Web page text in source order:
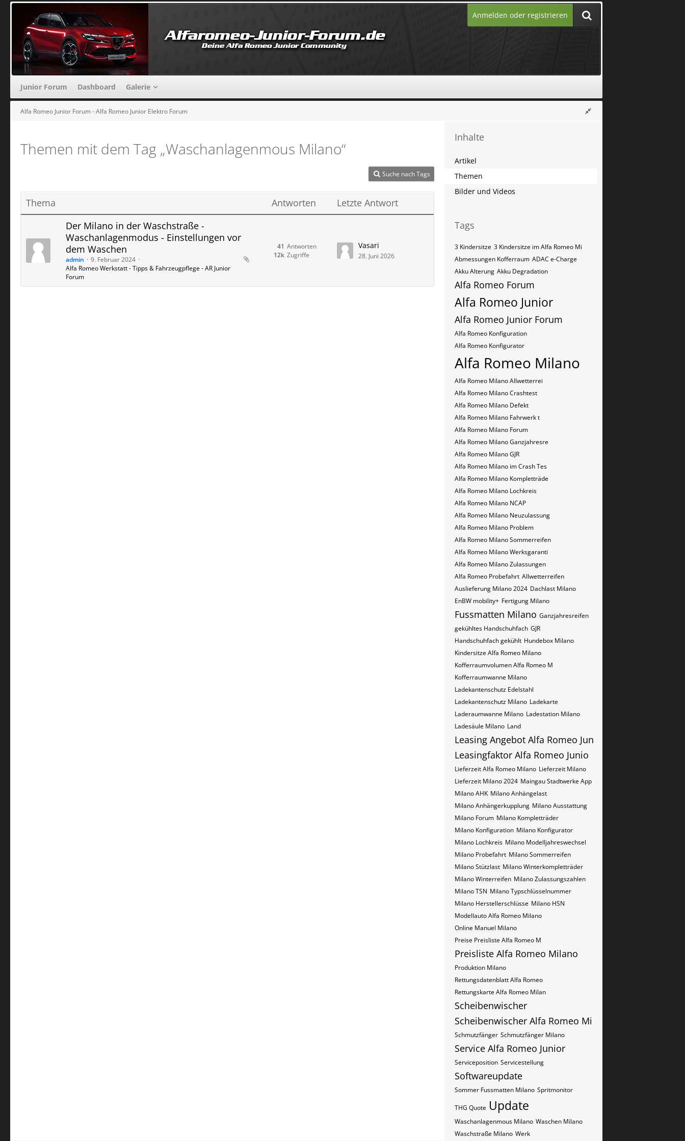
Anmelden oder registrieren
Junior Forum Dashboard Galerie
Alfa Romeo Junior Forum - Alfa Romeo Junior Elektro Forum
Themen mit dem Tag „Waschanlagenmous Milano“
Suche nach Tags
Thema Antworten
Letzte Antwort
Der Milano in der Waschstraße -
Waschanlagenmodus - Einstellungen vor
dem Waschen
admin
9. Februar 2024
Alfa Romeo Werkstatt - Tipps & Fahrzeugpflege - AR Junior
Forum
Antworten
41
Zugriffe
12k
Vasari
28. Juni 2026
Inhalte
Artikel
Themen
Bilder und Videos
Tags
3 Kindersitze 3 Kindersitze im Alfa Romeo Mi
Abmessungen Kofferraum ADAC e-Charge
Akku Alterung Akku Degradation
Alfa Romeo Forum
Alfa Romeo Junior
Alfa Romeo Junior Forum
Alfa Romeo Konfiguration
Alfa Romeo Konfigurator
Alfa Romeo Milano
Alfa Romeo Milano Allwetterrei
Alfa Romeo Milano Crashtest
Alfa Romeo Milano Defekt
Alfa Romeo Milano Fahrwerk t
Alfa Romeo Milano Forum
Alfa Romeo Milano Ganzjahresre
Alfa Romeo Milano GJR
Alfa Romeo Milano im Crash Tes
Alfa Romeo Milano Kompletträde
Alfa Romeo Milano Lochkreis
Alfa Romeo Milano NCAP
Alfa Romeo Milano Neuzulassung
Alfa Romeo Milano Problem
Alfa Romeo Milano Sommerreifen
Alfa Romeo Milano Werksgaranti
Alfa Romeo Milano Zulassungen
Alfa Romeo Probefahrt Allwetterreifen
Auslieferung Milano 2024 Dachlast Milano
EnBW mobility+ Fertigung Milano
Fussmatten Milano Ganzjahresreifen
gekühltes Handschuhfach GJR
Handschuhfach gekühlt Hundebox Milano
Kindersitze Alfa Romeo Milano
Kofferraumvolumen Alfa Romeo M
Kofferraumwanne Milano
Ladekantenschutz Edelstahl
Ladekantenschutz Milano Ladekarte
Laderaumwanne Milano Ladestation Milano
Ladesäule Milano Land
Leasing Angebot Alfa Romeo Jun
Leasingfaktor Alfa Romeo Junio
Lieferzeit Alfa Romeo Milano Lieferzeit Milano
Lieferzeit Milano 2024 Maingau Stadtwerke App
Milano AHK Milano Anhängelast
Milano Anhängerkupplung Milano Ausstattung
Milano Forum Milano Kompletträder
Milano Konfiguration Milano Konfigurator
Milano Lochkreis Milano Modelljahreswechsel
Milano Probefahrt Milano Sommerreifen
Milano Stützlast Milano Winterkompletträder
Milano Winterreifen Milano Zulassungszahlen
Milano​​​​ TSN Milano​​​​ Typschlüsselnummer
Milano​​​​​ Herstellerschlüsse Milano​​​​​ HSN
Modellauto Alfa Romeo Milano
Online Manuel Milano
Preise Preisliste Alfa Romeo M
Preisliste Alfa Romeo Milano
Produktion Milano
Rettungsdatenblatt Alfa Romeo
Rettungskarte Alfa Romeo Milan
Scheibenwischer
Scheibenwischer Alfa Romeo​ Mi
Schmutzfänger Schmutzfänger Milano
Service Alfa Romeo Junior
Serviceposition Servicestellung
Softwareupdate
Sommer Fussmatten Milano Spritmonitor
THG Quote Update
Waschanlagenmous Milano Waschen Milano
Waschstraße Milano Werk